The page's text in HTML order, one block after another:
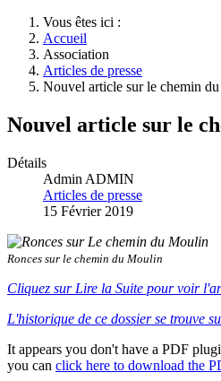
Vous êtes ici :
Accueil
Association
Articles de presse
Nouvel article sur le chemin
Nouvel article sur le
Détails
Admin ADMIN
Articles de presse
15 Février 2019
Ronces sur le chemin du Moulin
Cliquez sur Lire la Suite pour voir
L'historique de ce dossier se trouve
It appears you don't have a PDF
you can click here to download the